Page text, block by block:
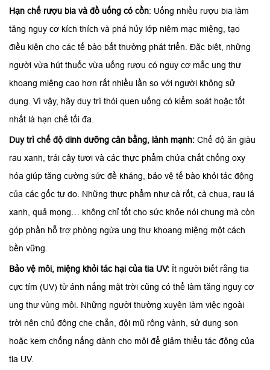
Hạn chế rượu bia và đồ uống có cồn: Uống nhiều rượu bia làm
tăng nguy cơ kích thích và phá hủy lớp niêm mạc miệng, tạo
điều kiện cho các tế bào bất thường phát triển. Đặc biệt, những
người vừa hút thuốc vừa uống rượu có nguy cơ mắc ung thư
khoang miệng cao hơn rất nhiều lần so với người không sử
dụng. Vì vậy, hãy duy trì thói quen uống có kiểm soát hoặc tốt
nhất là hạn chế tối đa.
Duy trì chế độ dinh dưỡng cân bằng, lành mạnh: Chế độ ăn giàu
rau xanh, trái cây tươi và các thực phẩm chứa chất chống oxy
hóa giúp tăng cường sức đề kháng, bảo vệ tế bào khỏi tác động
của các gốc tự do. Những thực phẩm như cà rốt, cà chua, rau lá
xanh, quả mọng… không chỉ tốt cho sức khỏe nói chung mà còn
góp phần hỗ trợ phòng ngừa ung thư khoang miệng một cách
bền vững.
Bảo vệ môi, miệng khỏi tác hại của tia UV: Ít người biết rằng tia
cực tím (UV) từ ánh nắng mặt trời cũng có thể làm tăng nguy cơ
ung thư vùng môi. Những người thường xuyên làm việc ngoài
trời nên chủ động che chắn, đội mũ rộng vành, sử dụng son
hoặc kem chống nắng dành cho môi để giảm thiểu tác động của
tia UV.